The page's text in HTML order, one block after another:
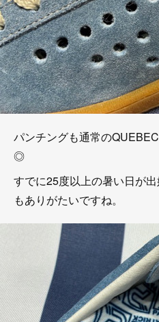
パンチングも通常の
◎
すでに25度以上の暑い日が
もありがたいですね。